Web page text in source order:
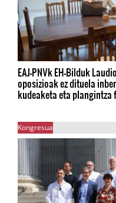
EAJ-PNVk EH-Bilduk
oposizioak ez dituela
kudeaketa eta
Kongresua